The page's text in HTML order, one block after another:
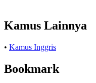
Kamus Lainnya
• Kamus Inggris
Bookmark